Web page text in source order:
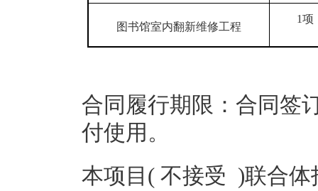
图书馆室内翻新维修工程
1项
合同履行期限：合同签
付使用。
本项目( 不接受 )联合体